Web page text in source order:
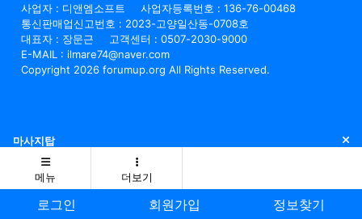
사업자 : 디앤엠소프트
사업자등록번호 : 136-76-00468
통신판매업신고번호 : 2023-고양일산동-0708호
대표자 : 장문근
고객센터 : 0507-2030-9000
E-MAIL : ilmare74@naver.com
Copyright 2026 forumup.org All Rights Reserved.
마사지탑 닫
메뉴 더보기
로그인 회원가입 정보찾기